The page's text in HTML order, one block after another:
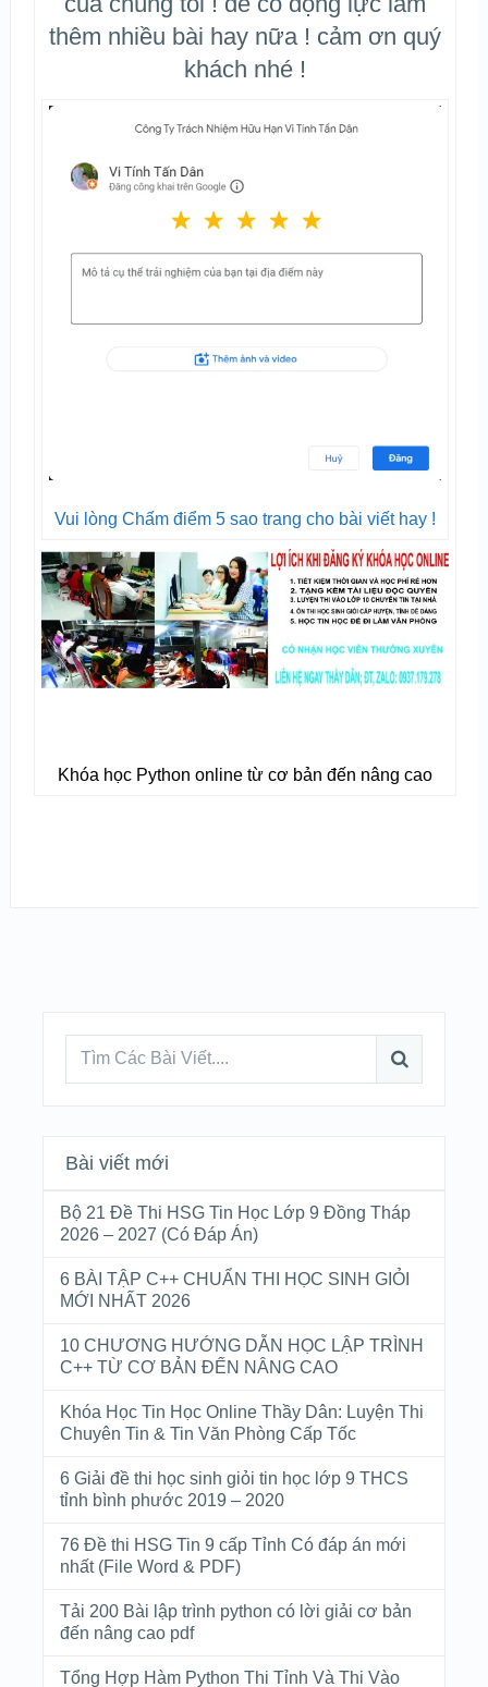
thêm nhiều bài hay nữa ! cảm ơn quý
khách nhé !
Vui lòng Chấm điểm 5 sao trang cho bài viết hay !
Khóa học Python online từ cơ bản đến nâng cao
Bài viết mới
Bộ 21 Đề Thi HSG Tin Học Lớp 9 Đồng Tháp
2026 – 2027 (Có Đáp Án)
6 BÀI TẬP C++ CHUẨN THI HỌC SINH GIỎI
MỚI NHẤT 2026
10 CHƯƠNG HƯỚNG DẪN HỌC LẬP TRÌNH
C++ TỪ CƠ BẢN ĐẾN NÂNG CAO
Khóa Học Tin Học Online Thầy Dân: Luyện Thi
Chuyên Tin & Tin Văn Phòng Cấp Tốc
6 Giải đề thi học sinh giỏi tin học lớp 9 THCS
tỉnh bình phước 2019 – 2020
76 Đề thi HSG Tin 9 cấp Tỉnh Có đáp án mới
nhất (File Word & PDF)
Tải 200 Bài lập trình python có lời giải cơ bản
đến nâng cao pdf
Tổng Hợp Hàm Python Thi Tỉnh Và Thi Vào